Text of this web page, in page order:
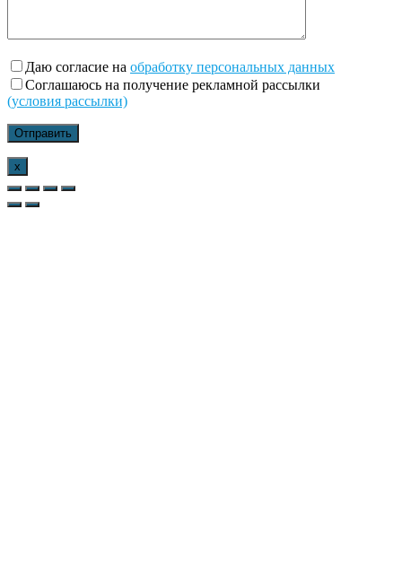
Даю согласие на обработку персональных данных
Соглашаюсь на получение рекламной рассылки
(условия рассылки)
x